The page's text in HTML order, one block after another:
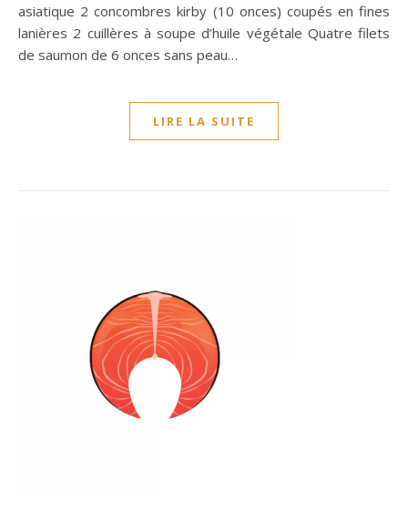
asiatique 2 concombres kirby (10 onces) coupés en fines
lanières 2 cuillères à soupe d’huile végétale Quatre filets
de saumon de 6 onces sans peau…
LIRE LA SUITE